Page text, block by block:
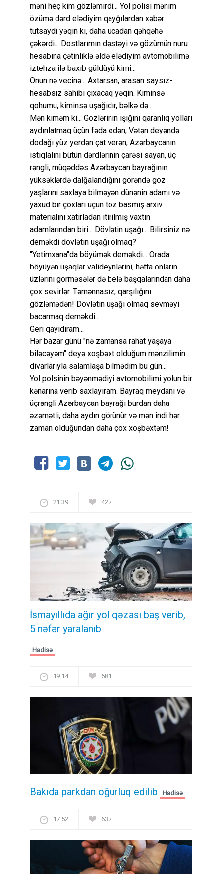
məni heç kim gözləmirdi... Yol polisi mənim
özümə dərd elədiyim qayğılardan xəbər
tutsaydı yəqin ki, daha ucadan qəhqəhə
çəkərdi... Dostlarımın dəstəyi və gözümün nuru
hesabına çətinliklə əldə elədiyim avtomobilimə
iztehza ilə baxıb güldüyü kimi...
Onun nə vecinə... Axtarsan, arasan saysız-
hesabsız sahibi çıxacaq yəqin. Kiminsə
qohumu, kiminsə uşağıdır, bəlkə də...
Mən kiməm ki... Gözlərinin işığını qaranlıq yolları
aydınlatmaq üçün fəda edən, Vətən deyəndə
dodağı yüz yerdən çat verən, Azərbaycanın
istiqlalını bütün dərdlərinin çarəsi sayan, üç
rəngli, müqəddəs Azərbaycan bayrağının
yüksəklərdə dalğalandığını görəndə göz
yaşlarını saxlaya bilməyən dünənin adamı və
yaxud bir çoxları üçün toz basmış arxiv
materialını xatırladan itirilmiş vaxtın
adamlarından biri... Dövlətin uşağı... Bilirsiniz nə
deməkdi dövlətin uşağı olmaq?
"Yetimxana"da böyümək deməkdi... Orada
böyüyən uşaqlar valideynlərini, hətta onların
üzlərini görməsələr də belə başqalarından daha
çox sevirlər. Təmənnasız, qarşılığını
gözləmədən! Dövlətin uşağı olmaq sevməyi
bacarmaq deməkdi...
Geri qayıdıram...
Hər bazar günü "nə zamansa rahat yaşaya
biləcəyəm" deyə xoşbəxt olduğum mənzilimin
divarlarıyla salamlaşa bilmədim bu gün...
Yol polsinin bəyənmədiyi avtomobilimi yolun bir
kənarına verib saxlayıram. Bayraq meydanı və
üçrəngli Azərbaycan bayrağı burdan daha
əzəmətli, daha aydın görünür və mən indi hər
zaman olduğundan daha çox xoşbəxtəm!
21:39 427
İsmayıllıda ağır yol qəzası baş verib,
5 nəfər yaralanıb
Hadisə
19:14 581
Bakıda parkdan oğurluq edilib Hadisə
17:52 637